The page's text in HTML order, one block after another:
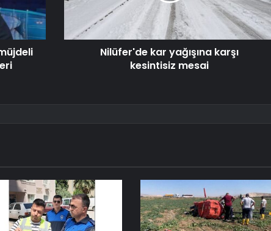
Nilüfer'de kar yağışına karşı
kesintisiz mesai